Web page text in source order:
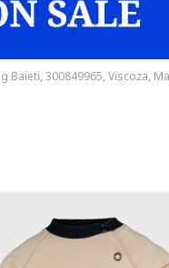
Baieti, 300849965, Viscoza,